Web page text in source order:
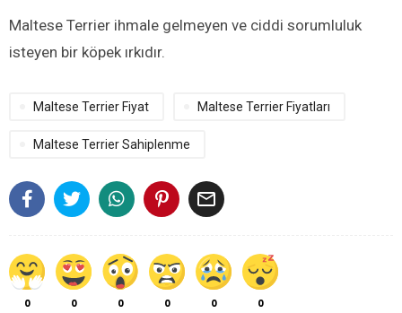

0 0 0 0 0 0
Maltese Terrier ihmale gelmeyen ve ciddi sorumluluk
isteyen bir köpek ırkıdır.
Maltese Terrier Fiyat Maltese Terrier Fiyatları
Maltese Terrier Sahiplenme